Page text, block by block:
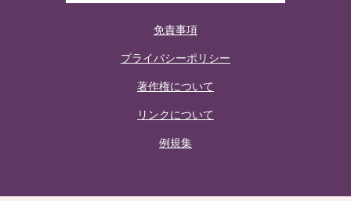
免責事項
プライバシーポリシー
著作権について
リンクについて
例規集